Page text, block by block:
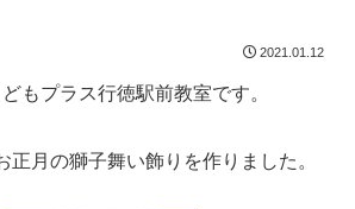
2021.01.12
もプラス行徳駅前教室です。
正月の獅子舞い飾りを作りました。